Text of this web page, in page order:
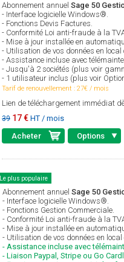
Abonnement annuel Sage 50
- Interface logicielle Windows®.
- Fonctions Devis Factures.
- Conformité Loi anti-fraude à la
- Mise à jour installée en
- Utilisation de vos données en
- Assistance incluse avec
- Jusqu'à 2 sociétés (plus voir
- 1 utilisateur inclus (plus voir
Tarif de renouvellement : 27€ / mois
Lien de téléchargement immédiat
39 17 € HT / mois
Acheter Options
Le plus populaire
Abonnement annuel Sage 50
- Interface logicielle Windows®.
- Fonctions Gestion Commerciale.
- Conformité Loi anti-fraude à la
- Mise à jour installée en
- Utilisation de vos données en
- Assistance incluse avec
- Liaison Paypal, Stripe ou Go